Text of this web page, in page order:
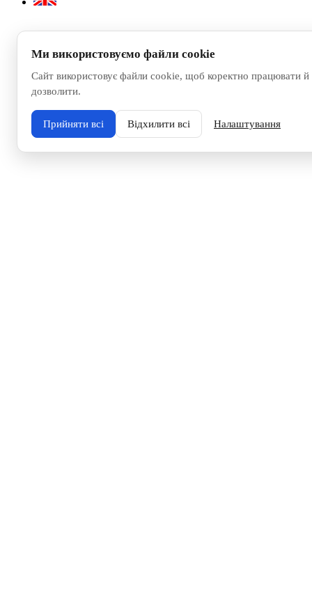
Ми використовуємо файли cookie
Сайт використовує файли cookie, щоб коректно працювати
дозволити.
Прийняти всі Відхилити всі Налаштування